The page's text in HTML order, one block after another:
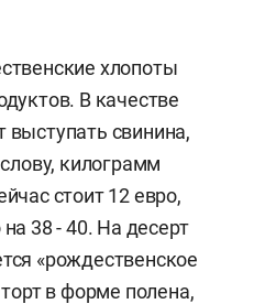
хлопоты
В качестве
свинина,
килограмм
стоит 12 евро,
38 - 40. На десерт
«рождественское
в форме полена,